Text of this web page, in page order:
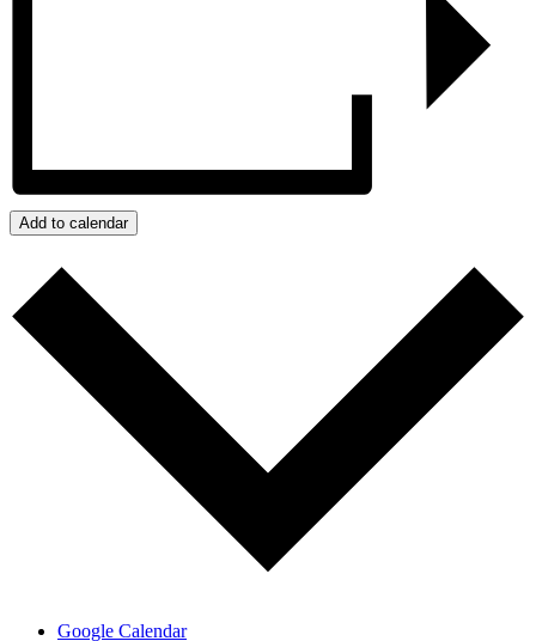
Add to calendar
Google Calendar